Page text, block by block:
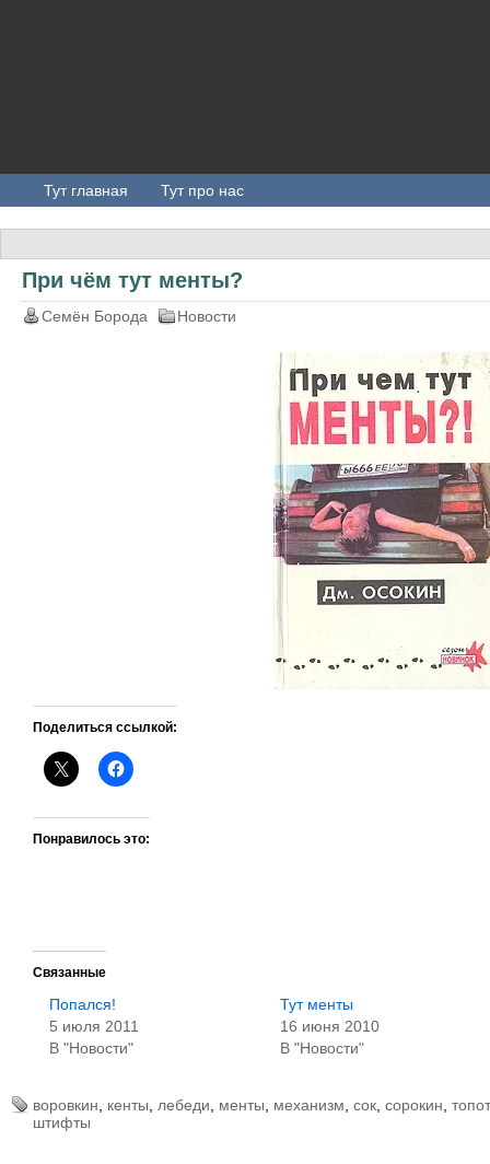
Тут главная Тут про нас
При чём тут менты?
Семён Борода Новости
Поделиться ссылкой:
Понравилось это:
Связанные
Попался!
5 июля 2011
В "Новости"
Тут менты
16 июня 2010
В "Новости"
воровкин кенты лебеди менты механизм сок сорокин топот
штифты